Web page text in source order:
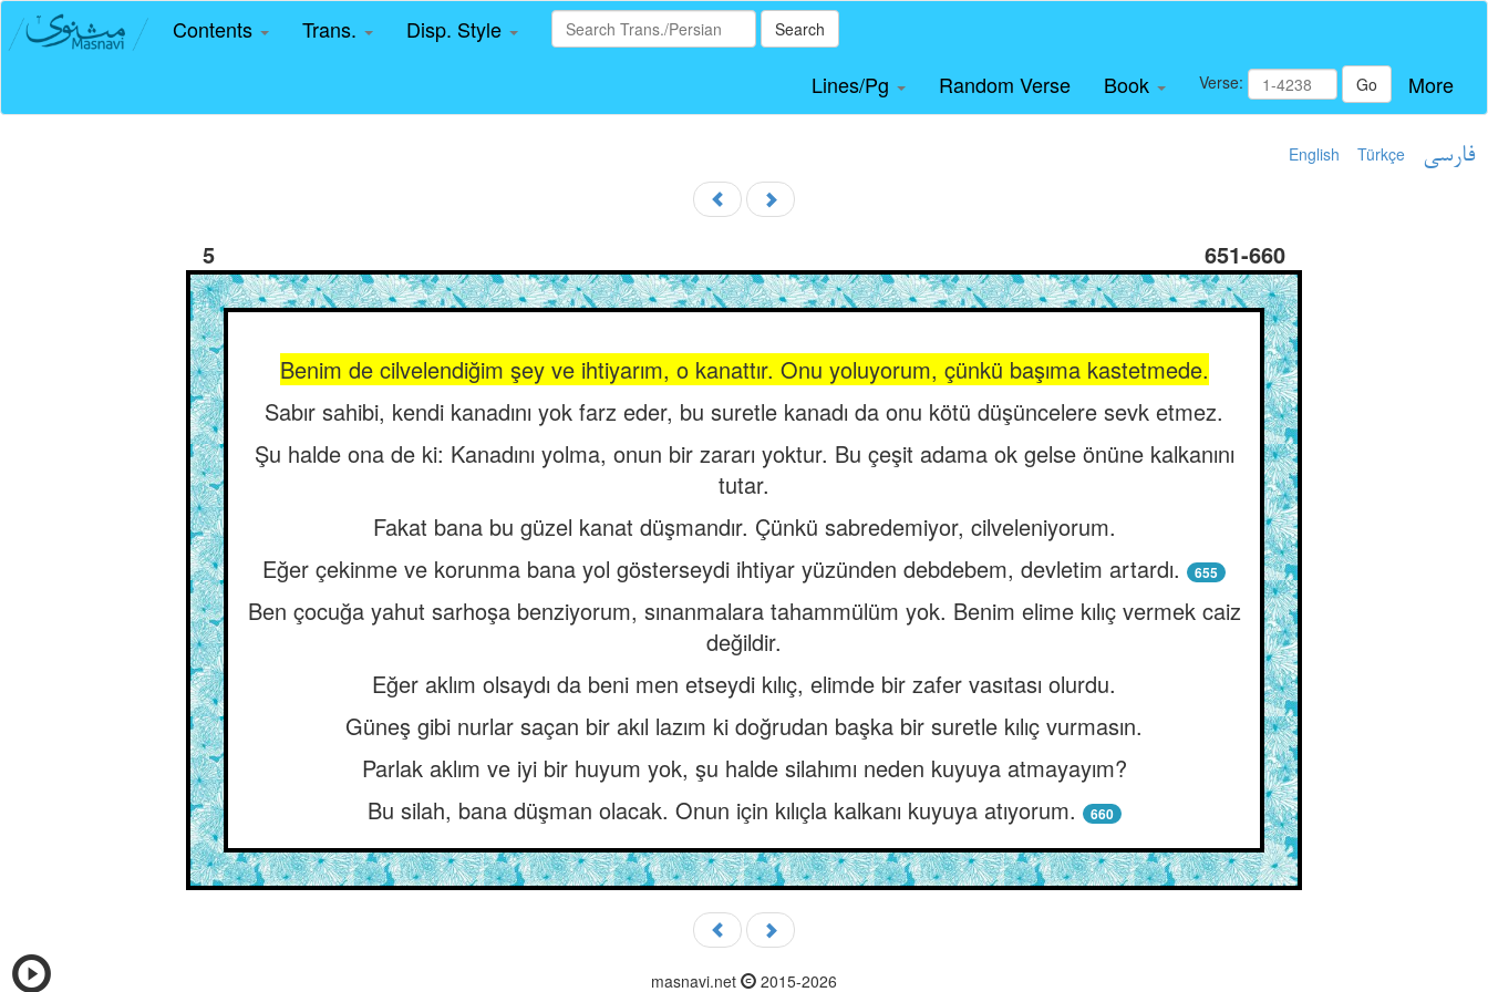
Contents Trans. Disp. Style Search
Lines/Pg Random Verse Book Verse: Go More
English Türkçe فارسی
5 651-660
Benim de cilvelendiğim şey ve ihtiyarım, o kanattır. Onu yoluyorum, çünkü başıma kastetmede.
Sabır sahibi, kendi kanadını yok farz eder, bu suretle kanadı da onu kötü düşüncelere sevk etmez.
Şu halde ona de ki: Kanadını yolma, onun bir zararı yoktur. Bu çeşit adama ok gelse önüne kalkanını
tutar.
Fakat bana bu güzel kanat düşmandır. Çünkü sabredemiyor, cilveleniyorum.
Eğer çekinme ve korunma bana yol gösterseydi ihtiyar yüzünden debdebem, devletim artardı.
655
Ben çocuğa yahut sarhoşa benziyorum, sınanmalara tahammülüm yok. Benim elime kılıç vermek caiz
değildir.
Eğer aklım olsaydı da beni men etseydi kılıç, elimde bir zafer vasıtası olurdu.
Güneş gibi nurlar saçan bir akıl lazım ki doğrudan başka bir suretle kılıç vurmasın.
Parlak aklım ve iyi bir huyum yok, şu halde silahımı neden kuyuya atmayayım?
Bu silah, bana düşman olacak. Onun için kılıçla kalkanı kuyuya atıyorum.
660
masnavi.net 2015-2026